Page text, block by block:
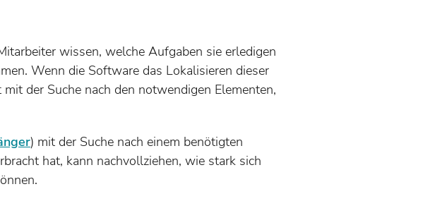
wissen, welche Aufgaben sie erledigen
Wenn die Software das Lokalisieren dieser
der Suche nach den notwendigen Elementen,
) mit der Suche nach einem benötigten
hat, kann nachvollziehen, wie stark sich